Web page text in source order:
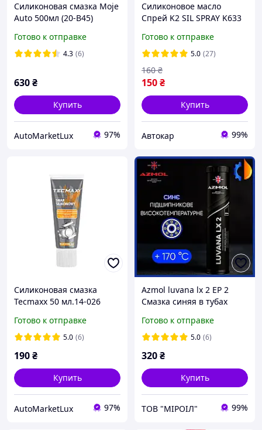
Силиконовая смазка Moje
Auto 500мл (20-B45)
Готово к отправке
4.3 (6)
630₴
Купить
AutoMarketLux 97%
Силиконовое масло
Спрей K2 SIL SPRAY K633
Готово к отправке
5.0 (27)
150₴
160 ₴
Купить
Автокар 99%
Силиконовая смазка
Tecmaxx 50 мл.14-026
Готово к отправке
5.0 (6)
190₴
Купить
AutoMarketLux 97%
Azmol luvana lx 2 EP 2
Смазка синяя в тубах
высокотемпературная
смазка для подшипников
Готово к отправке
5.0 (6)
320₴
Купить
ТОВ "МІРОІЛ" 99%